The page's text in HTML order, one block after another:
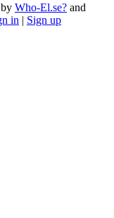
Who-El.se? and
in | Sign up